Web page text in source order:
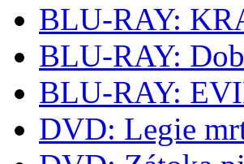
BLU-RAY:
BLU-RAY:
BLU-RAY:
DVD: Legie